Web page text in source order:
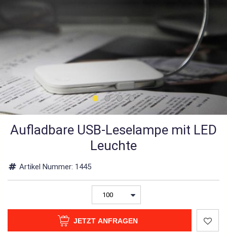
Aufladbare USB-Leselampe mit LED
Leuchte
Artikel Nummer: 1445
JETZT ANFRAGEN